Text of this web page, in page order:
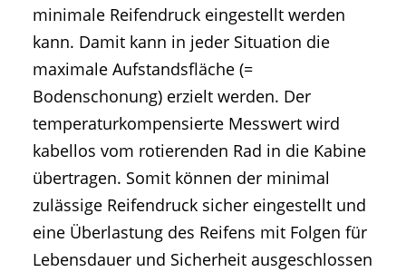
minimale Reifendruck eingestellt werden
kann. Damit kann in jeder Situation die
maximale Aufstandsfläche (=
Bodenschonung) erzielt werden. Der
temperaturkompensierte Messwert wird
kabellos vom rotierenden Rad in die Kabine
übertragen. Somit können der minimal
zulässige Reifendruck sicher eingestellt und
eine Überlastung des Reifens mit Folgen für
Lebensdauer und Sicherheit ausgeschlossen